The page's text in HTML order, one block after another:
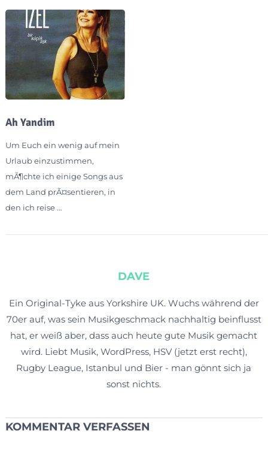
Ah Yandim
Um Euch ein wenig auf mein
Urlaub einzustimmen,
mÃ¶chte ich einige Songs aus
dem Land prÃ¤sentieren, in
den ich reise …
DAVE
Ein Original-Tyke aus Yorkshire UK. Wuchs während der
70er auf, was sein Musikgeschmack nachhaltig beinflusst
hat, er weiß aber, dass auch heute gute Musik gemacht
wird. Liebt Musik, WordPress, HSV (jetzt erst recht),
Rugby League, Istanbul und Bier - man gönnt sich ja
sonst nichts.
KOMMENTAR VERFASSEN